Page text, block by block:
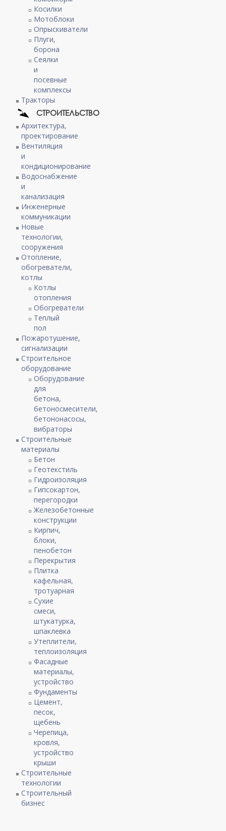
Косилки
Мотоблоки
Опрыскиватели
Плуги,
борона
Сеялки
и
посевные
комплексы
Тракторы
СТРОИТЕЛЬСТВО
Архитектура,
проектирование
Вентиляция
и
кондиционирование
Водоснабжение
и
канализация
Инженерные
коммуникации
Новые
технологии,
сооружения
Отопление,
обогреватели,
котлы
Котлы
отопления
Обогреватели
Теплый
пол
Пожаротушение,
сигнализации
Строительное
оборудование
Оборудование
для
бетона,
бетоносмесители,
бетононасосы,
вибраторы
Строительные
материалы
Бетон
Геотекстиль
Гидроизоляция
Гипсокартон,
перегородки
Железобетонные
конструкции
Кирпич,
блоки,
пенобетон
Перекрытия
Плитка
кафельная,
тротуарная
Сухие
смеси,
штукатурка,
шпаклевка
Утеплители,
теплоизоляция
Фасадные
материалы,
устройство
Фундаменты
Цемент,
песок,
щебень
Черепица,
кровля,
устройство
крыши
Строительные
технологии
Строительный
бизнес